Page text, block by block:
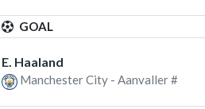
GOAL
E. Haaland
Manchester City - Aanvaller #